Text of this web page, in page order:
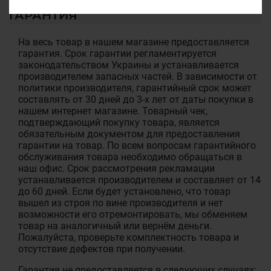
ГАРАНТИЯ
На весь товар в нашем магазине предоставляется
гарантия. Срок гарантии регламентируется
законодательством Украины и устанавливается
производителем запасных частей. В зависимости от
политики производителя, гарантийный срок может
составлять от 30 дней до 3-х лет от даты покупки в
нашем интернет магазине. Товарный чек,
подтверждающий покупку товара, является
обязательным документом для предоставления
гарантии на товар. По всем вопросам гарантийного
обслуживания товара необходимо обращаться в
наш офис. Срок рассмотрения рекламации
устанавливается производителем и составляет от 14
до 60 дней. Если будет установлено, что товар
вышел из строя по вине производителя и нет
возможности его отремонтировать, мы обменяем
товар на аналогичный или вернём деньги.
Пожалуйста, проверьте комплектность товара и
отсутствие дефектов при получении.